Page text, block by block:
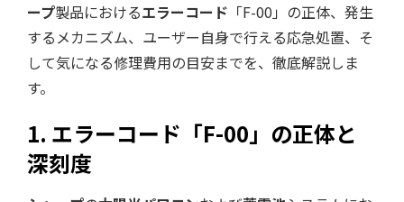
ープ製品におけるエラーコード 「F-00」の正体、発生
するメカニズム、ユーザー自身で行える応急処置、そ
して気になる修理費用の目安までを、徹底解説しま
す。
1. エラーコード「F-00」の正体と
深刻度